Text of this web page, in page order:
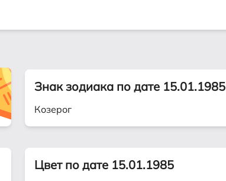
Знак зодиака по дате 15.01.1985
Козерог
Цвет по дате 15.01.1985